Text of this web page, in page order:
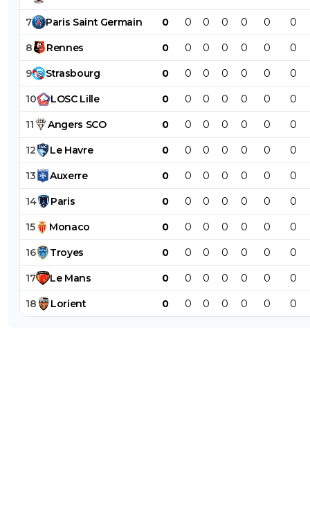
7 Paris Saint Germain 0 0 0 0 0 0 0
8 Rennes 0 0 0 0 0 0 0
9 Strasbourg 0 0 0 0 0 0 0
10 LOSC Lille 0 0 0 0 0 0 0
11 Angers SCO 0 0 0 0 0 0 0
12 Le Havre 0 0 0 0 0 0 0
13 Auxerre 0 0 0 0 0 0 0
14 Paris 0 0 0 0 0 0 0
15 Monaco 0 0 0 0 0 0 0
16 Troyes 0 0 0 0 0 0 0
17 Le Mans 0 0 0 0 0 0 0
18 Lorient 0 0 0 0 0 0 0